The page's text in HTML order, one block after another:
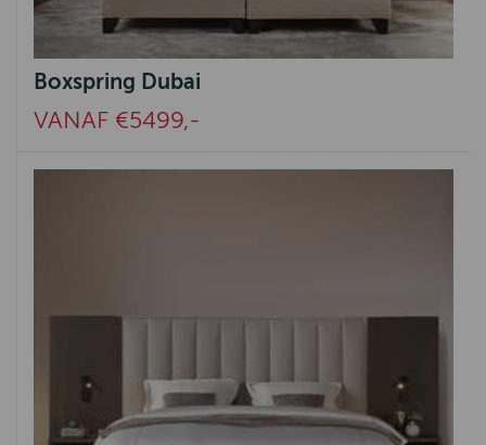
Boxspring Dubai
VANAF €5499,-